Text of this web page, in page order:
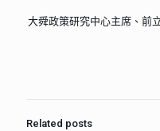
大舜政策研究中心主席、前
Related posts